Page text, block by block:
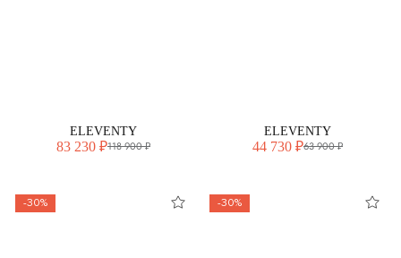
ELEVENTY
83 230 ₽118 900 ₽
ELEVENTY
44 730 ₽63 900 ₽
-30% -30%